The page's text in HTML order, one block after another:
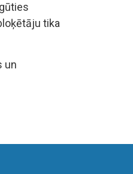
tika
un